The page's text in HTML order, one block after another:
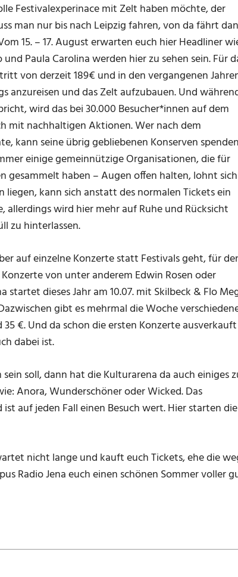
Festivalexperinace mit Zelt haben möchte, der
man nur bis nach Leipzig fahren, von da fährt
15. – 17. August erwarten euch hier Headliner
Paula Carolina werden hier zu sehen sein. Für
von derzeit 189€ und in den vergangenen
anzureisen und das Zelt aufzubauen. Und
wird das bei 30.000 Besucher*innen auf dem
mit nachhaltigen Aktionen. Wer nach dem
kann seine übrig gebliebenen Konserven
einige gemeinnützige Organisationen, die für
gesammelt haben – Augen offen halten, lohnt
kann sich anstatt des normalen Tickets ein
allerdings wird hier mehr auf Ruhe und Rücksicht
zu hinterlassen.
auf einzelne Konzerte statt Festivals geht, für
von unter anderem Edwin Rosen oder
dieses Jahr am 10.07. mit Skilbeck & Flo
gibt es mehrmal die Woche
€. Und da schon die ersten Konzerte ausverkauft
dabei ist.
soll, dann hat die Kulturarena da auch einiges
Anora, Wunderschöner oder Wicked. Das
auf jeden Fall einen Besuch wert. Hier starten die
nicht lange und kauft euch Tickets, ehe die
Radio Jena euch einen schönen Sommer voller